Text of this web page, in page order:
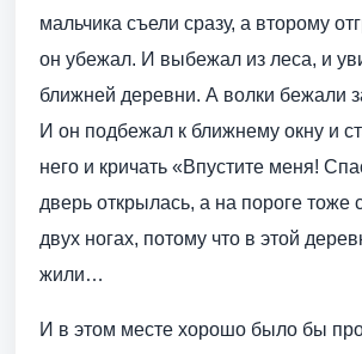
мальчика съели сразу, а второму
он убежал. И выбежал из леса, и
ближней деревни. А волки бежали
И он подбежал к ближнему окну и
него и кричать «Впустите меня!
дверь открылась, а на пороге тоже
двух ногах, потому что в этой
жили…
И в этом месте хорошо было бы